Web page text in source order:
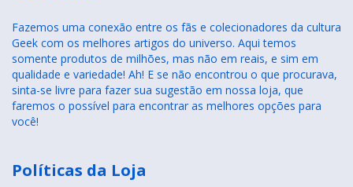
Fazemos uma conexão entre os fãs e colecionadores da cultura
Geek com os melhores artigos do universo. Aqui temos
somente produtos de milhões, mas não em reais, e sim em
qualidade e variedade! Ah! E se não encontrou o que procurava,
sinta-se livre para fazer sua sugestão em nossa loja, que
faremos o possível para encontrar as melhores opções para
você!
Políticas da Loja